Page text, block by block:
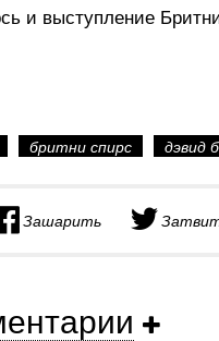
и выступление
бритни спирс дэвид
Зашарить